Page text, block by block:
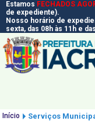
Estamos FECHADOS
de expediente).
Nosso horário de
sexta, das 08h às 11h e
Início Serviços